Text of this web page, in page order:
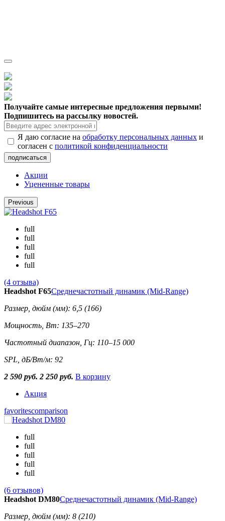
Получайте самые интересные предложения первыми!
Подпишитесь на рассылку новостей.
Я даю согласие на обработку персональных данных и
согласен с политикой конфиденциальности
Акции
Уцененные товары
Previous
full
full
full
full
full
(4 отзыва)
Headshot F65Среднечастотный динамик (Mid-Range)
Размер, дюйм (мм): 6,5 (166)
Мощность, Вт: 135–270
Частотный диапазон, Гц: 110–15 000
SPL, дБ/Вт/м: 92
2 590 руб. 2 250 руб. В корзину
Акция
favoritescomparison
full
full
full
full
full
(6 отзывов)
Headshot DM80Среднечастотный динамик (Mid-Range)
Размер, дюйм (мм): 8 (210)